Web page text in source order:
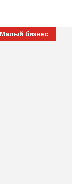
Малый бизнес